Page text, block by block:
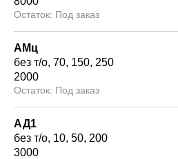
Под заказ
АМц
без т/о 70 150 250
2000
Под заказ
АД1
без т/о 10 50 200
3000